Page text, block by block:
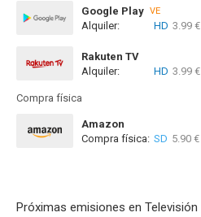
Google Play VE
Alquiler: HD 3.99 €
Rakuten TV
Alquiler:
HD 3.99 €
Compra física
Amazon
Compra física: SD 5.90 €
Próximas emisiones en Televisión